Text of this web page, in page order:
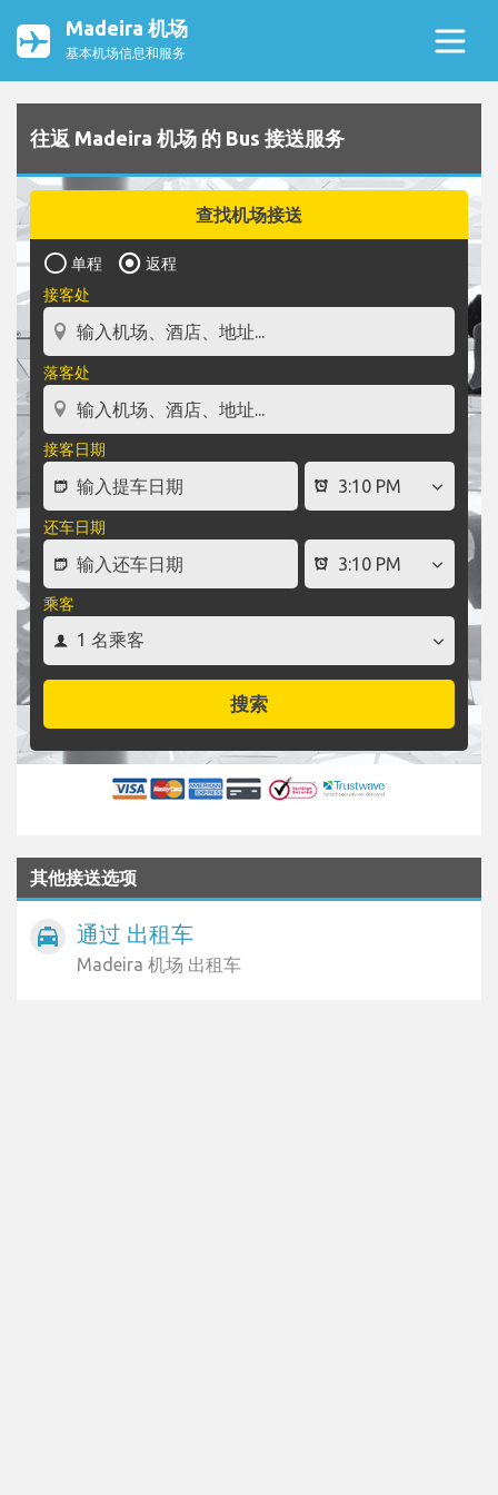
Madeira 机场
基本机场信息和服务
往返 Madeira 机场 的 Bus 接送服务
查找机场接送
单程
返程
接客处
落客处
接客日期
还车日期
乘客
搜索
其他接送选项
local_taxi 通过 出租车
Madeira 机场 出租车